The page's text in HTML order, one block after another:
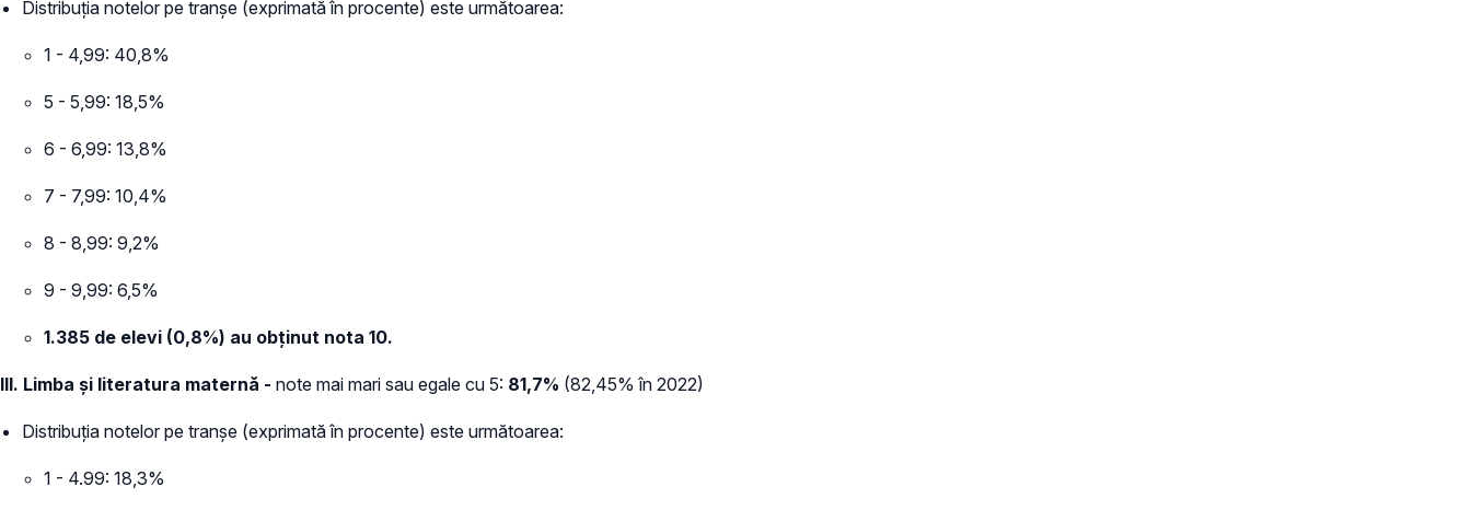
Distribuția notelor pe tranșe (exprimată în procente) este următoarea:
1 - 4,99: 40,8%
5 - 5,99: 18,5%
6 - 6,99: 13,8%
7 - 7,99: 10,4%
8 - 8,99: 9,2%
9 - 9,99: 6,5%
1.385 de elevi (0,8%) au obținut nota 10.
III. Limba și literatura maternă - note mai mari sau egale cu 5: 81,7% (82,45% în 2022)
Distribuția notelor pe tranșe (exprimată în procente) este următoarea:
1 - 4.99: 18,3%